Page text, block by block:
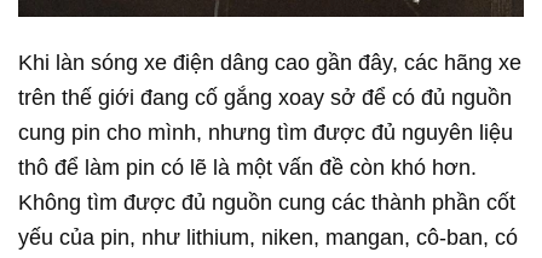
Khi làn sóng xe điện dâng cao gần đây, các hãng xe
trên thế giới đang cố gắng xoay sở để có đủ nguồn
cung pin cho mình, nhưng tìm được đủ nguyên liệu
thô để làm pin có lẽ là một vấn đề còn khó hơn.
Không tìm được đủ nguồn cung các thành phần cốt
yếu của pin, như lithium, niken, mangan, cô-ban, có